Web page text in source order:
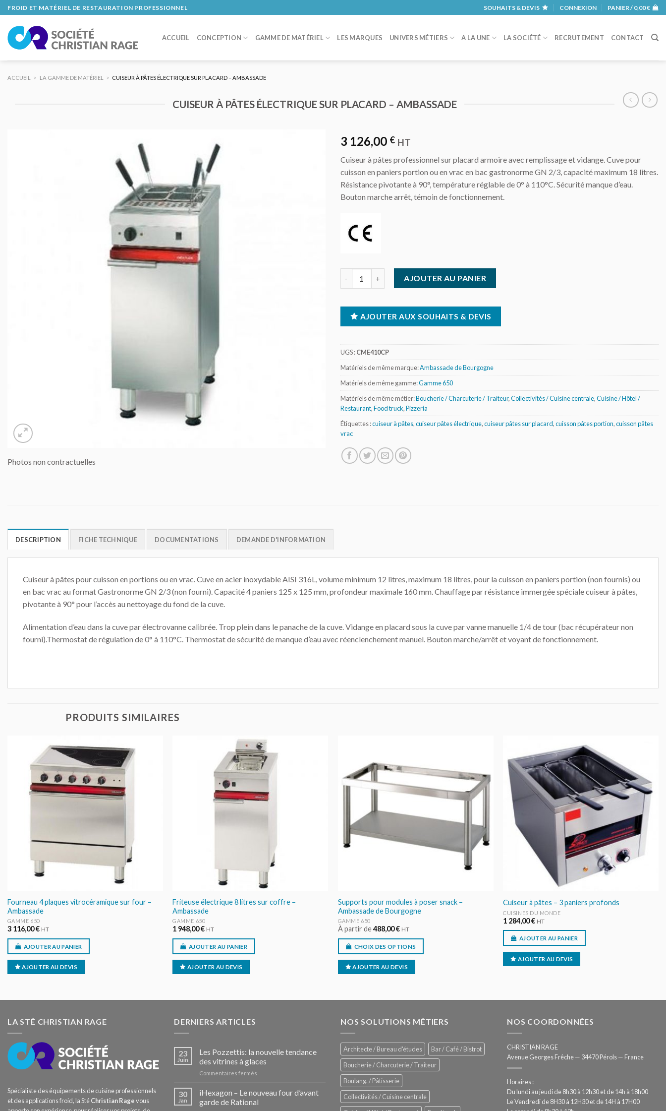
Skip
to
content
FROID ET MATÉRIEL DE RESTAURATION PROFESSIONNEL SOUHAITS & DEVIS CONNEXION PANIER / 0,00€
ACCUEIL CONCEPTION GAMME DE MATÉRIEL LES MARQUES UNIVERS MÉTIERS A LA UNE LA SOCIÉTÉ RECRUTEMENT CONTACT
ACCUEIL > LA GAMME DE MATÉRIEL > CUISEUR À PÂTES ÉLECTRIQUE SUR PLACARD – AMBASSADE
CUISEUR À PÂTES ÉLECTRIQUE SUR PLACARD – AMBASSADE
Photos non contractuelles
3 126,00 € HT
Cuiseur à pâtes professionnel sur placard armoire avec remplissage et vidange. Cuve pour
cuisson en paniers portion ou en vrac en bac gastronorme GN 2/3, capacité maximum 18 litres.
Résistance pivotante à 90°, température réglable de 0° à 110°C. Sécurité manque d’eau.
Bouton marche arrêt, témoin de fonctionnement.
AJOUTER AU PANIER
AJOUTER AUX SOUHAITS & DEVIS
UGS :CME410CP
Matériels de même marque:Ambassade de Bourgogne
Matériels de même gamme:Gamme 650
Matériels de même métier:Boucherie / Charcuterie / Traiteur,Collectivités / Cuisine centrale,Cuisine / Hôtel /
Restaurant,Food truck,Pizzeria
Étiquettes :cuiseur à pâtes,cuiseur pâtes électrique,cuiseur pâtes sur placard,cuisson pâtes portion,cuisson pâtes
vrac
DESCRIPTION FICHE TECHNIQUE DOCUMENTATIONS DEMANDE D'INFORMATION
Cuiseur à pâtes pour cuisson en portions ou en vrac. Cuve en acier inoxydable AISI 316L, volume minimum 12 litres, maximum 18 litres, pour la cuisson en paniers portion (non fournis) ou
en bac vrac au format Gastronorme GN 2/3 (non fourni). Capacité 4 paniers 125 x 125 mm, profondeur maximale 160 mm. Chauffage par résistance immergée spéciale cuiseur à pâtes,
pivotante à 90° pour l’accès au nettoyage du fond de la cuve.
Alimentation d’eau dans la cuve par électrovanne calibrée. Trop plein dans le panache de la cuve. Vidange en placard sous la cuve par vanne manuelle 1/4 de tour (bac récupérateur non
fourni).Thermostat de régulation de 0° à 110°C. Thermostat de sécurité de manque d’eau avec réenclenchement manuel. Bouton marche/arrêt et voyant de fonctionnement.
PRODUITS SIMILAIRES
AJOUTER
AU DEVIS
Fourneau 4 plaques vitrocéramique sur four –
Ambassade
GAMME 650
3 116,00€ HT
AJOUTER AU PANIER
AJOUTER AU DEVIS
Friteuse électrique 8 litres sur coffre –
Ambassade
GAMME 650
1 948,00€ HT
AJOUTER AU PANIER
AJOUTER AU DEVIS
AU DEVIS
Supports pour modules à poser snack –
Ambassade de Bourgogne
GAMME 650
À partir de488,00€ HT
CHOIX DES OPTIONS
AJOUTER AU DEVIS
AJOUTER
AU DEVIS
Cuiseur à pâtes – 3 paniers profonds
CUISINES DU MONDE
1 284,00€ HT
AJOUTER AU PANIER
AJOUTER AU DEVIS
LA STÉ CHRISTIAN RAGE
Spécialiste des équipements de cuisine professionnels
et des applications froid, la StéChristian Ragevous
DERNIERS ARTICLES
23
Juin
Les Pozzettis: la nouvelle tendance
des vitrines à glaces
Commentaires fermés
Pozzettis:
nouvelle
30
Jan
iHexagon – Le nouveau four d’avant
garde de Rational
NOS SOLUTIONS MÉTIERS
Architecte / Bureau d'études
Bar / Café / Bistrot
Boucherie / Charcuterie / Traiteur
Boulang. / Pâtisserie
Collectivités / Cuisine centrale
NOS COORDONNÉES
CHRISTIAN RAGE
Avenue Georges Frêche — 34470 Pérols — France
Horaires :
Du lundi au jeudi de 8h30 à 12h30 et de 14h à 18h00
Le Vendredi de 8H30 à 12H30 et de 14H à 17H00